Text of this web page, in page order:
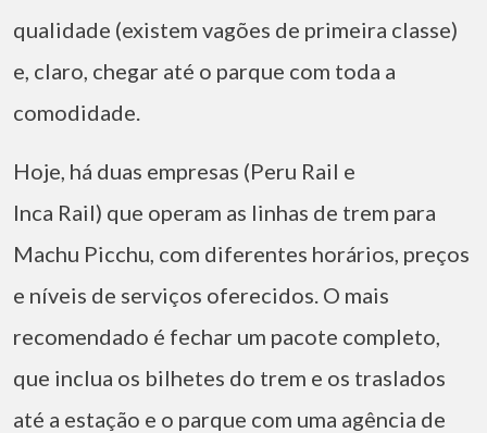
qualidade (existem vagões de primeira classe)
e, claro, chegar até o parque com toda a
comodidade.
Hoje, há duas empresas (Peru Rail e
Inca Rail) que operam as linhas de trem para
Machu Picchu, com diferentes horários, preços
e níveis de serviços oferecidos. O mais
recomendado é fechar um pacote completo,
que inclua os bilhetes do trem e os traslados
até a estação e o parque com uma agência de